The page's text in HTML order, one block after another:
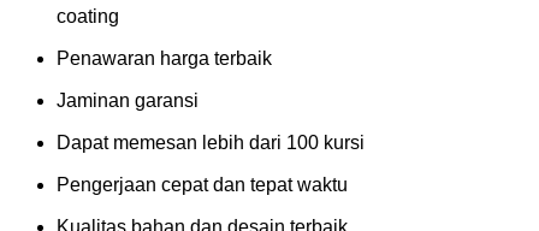
coating
Penawaran harga terbaik
Jaminan garansi
Dapat memesan lebih dari 100 kursi
Pengerjaan cepat dan tepat waktu